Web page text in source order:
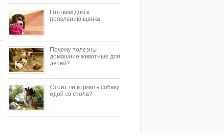
Готовим дом к
появлению щенка
Почему полезны
домашние животные для
детей?
Стоит ли кормить собаку
едой со стола?